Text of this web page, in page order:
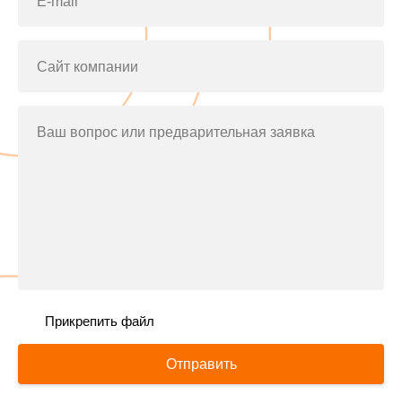
Сайт компании
Ваш вопрос или предварительная заявка
Прикрепить файл
Отправить